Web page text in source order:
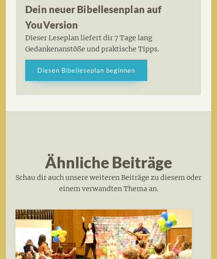
Dein neuer Bibellesenplan auf
YouVersion
Dieser Leseplan liefert dir 7 Tage lang
Gedankenanstöße und praktische Tipps.
Diesen Bibelleseplan beginnen
Ähnliche Beiträge
Schau dir auch unsere weiteren Beiträge zu diesem oder
einem verwandten Thema an.